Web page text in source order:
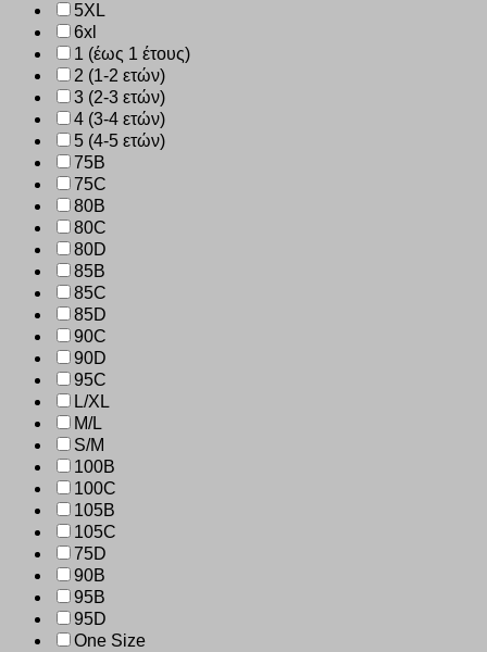
5XL
6xl
1 (έως 1 έτους)
2 (1-2 ετών)
3 (2-3 ετών)
4 (3-4 ετών)
5 (4-5 ετών)
75B
75C
80B
80C
80D
85B
85C
85D
90C
90D
95C
L/XL
M/L
S/M
100B
100C
105B
105C
75D
90B
95B
95D
One Size